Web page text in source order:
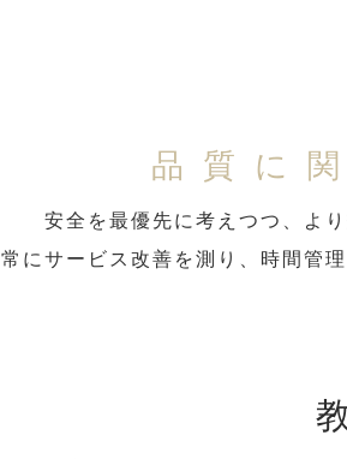
品質に
安全を最優先に考えつつ、よ
常にサービス改善を測り、時間管